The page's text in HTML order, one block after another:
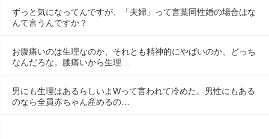
ずっと気になってんですが、「夫婦」って言葉同性婚の場合はな
んて言うんですか？
お腹痛いのは生理なのか、それとも精神的にやばいのか、どっち
なんだろな。腰痛いから生理…
男にも生理はあるらしいよWって言われて冷めた。男性にもある
のなら全員赤ちゃん産めるの…